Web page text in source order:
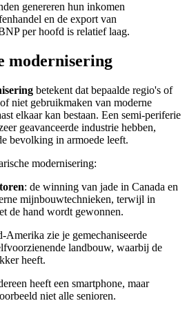
genereren hun inkomen
en de export van
per hoofd is relatief laag.
modernisering
betekent dat bepaalde regio's of
niet gebruikmaken van moderne
elkaar kan bestaan. Een semi-periferie
geavanceerde industrie hebben,
bevolking in armoede leeft.
modernisering:
: de winning van jade in Canada en
mijnbouwtechnieken, terwijl in
de hand wordt gewonnen.
Amerika zie je gemechaniseerde
landbouw, waarbij de
heeft.
heeft een smartphone, maar
niet alle senioren.